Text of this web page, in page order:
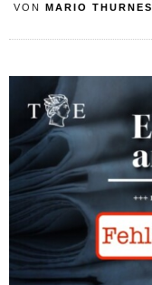
VON MARIO THURNES